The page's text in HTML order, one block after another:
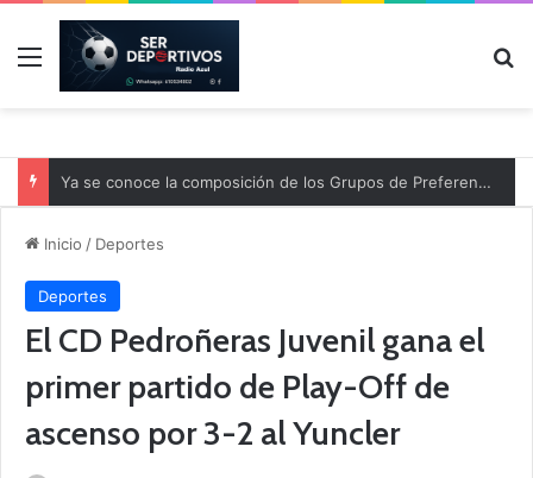
Menú
Ya se conoce la composición de los Grupos de Preferente y el calendario
Inicio / Deportes
Deportes
El CD Pedroñeras Juvenil gana el
primer partido de Play-Off de
ascenso por 3-2 al Yuncler